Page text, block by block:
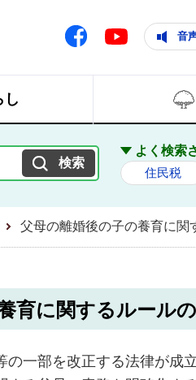
Facebook Youtube 音
し
よく検索
住民税
父母の離婚後の子の養育に関
育に関するルール
一部を改正する法律が成立